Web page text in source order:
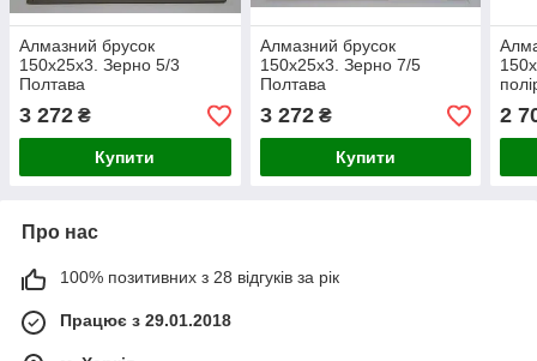
Алмазний брусок
150х25х3. Зерно 5/3
Полтава
3 272 ₴
Купити
Алмазний брусок
150х25х3. Зерно 7/5
Полтава
3 272₴
Купити
2
Про нас
100% позитивних з 28 відгуків за рік
Працює з 29.01.2018